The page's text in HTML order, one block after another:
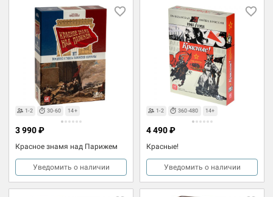
1-2 30-60 14+
Красное знамя над Парижем
3 990 ₽
Уведомить о наличии
1-2 360-480 14+
Красные!
4 490 ₽
Уведомить о наличии